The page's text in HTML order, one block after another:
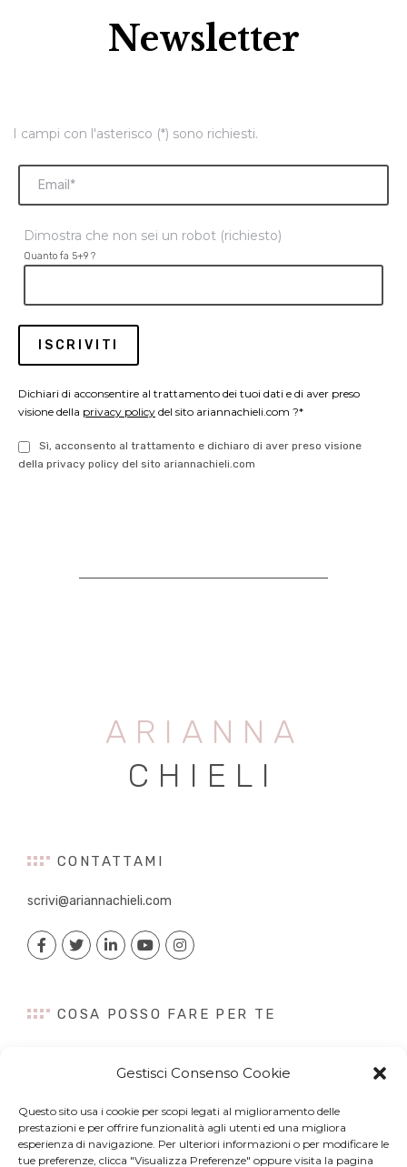
Gestisci Consenso Cookie
Questo sito usa i cookie per scopi legati al miglioramento delle
prestazioni e per offrire funzionalità agli utenti ed una migliora
esperienza di navigazione. Per ulteriori informazioni o per modificare le
tue preferenze, clicca "Visualizza Preferenze" oppure visita la pagina
Newsletter
I campi con l'asterisco (*) sono richiesti.
Dimostra che non sei un robot (richiesto)
Quanto fa 5+9 ?
Dichiari di acconsentire al trattamento dei tuoi dati e di aver preso
visione della privacy policy del sito ariannachieli.com ?*
Sì, acconsento al trattamento e dichiaro di aver preso visione
della privacy policy del sito ariannachieli.com
ARIANNA
CHIELI
CONTATTAMI
scrivi@ariannachieli.com
COSA POSSO FARE PER TE
Content Creation
Digital PR
Influencer Marketing